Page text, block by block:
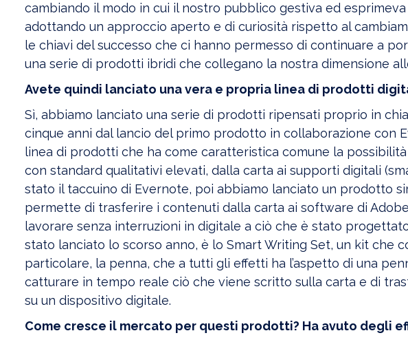
cambiando il modo in cui il nostro pubblico gestiva ed
adottando un approccio aperto e di curiosità rispetto al
le chiavi del successo che ci hanno permesso di continuare a
una serie di prodotti ibridi che collegano la nostra dimensione
Avete quindi lanciato una vera e propria linea di prodotti
Sì, abbiamo lanciato una serie di prodotti ripensati proprio in
cinque anni dal lancio del primo prodotto in collaborazione con
linea di prodotti che ha come caratteristica comune la
con standard qualitativi elevati, dalla carta ai supporti digitali
stato il taccuino di Evernote, poi abbiamo lanciato un prodotto
permette di trasferire i contenuti dalla carta ai software di
lavorare senza interruzioni in digitale a ciò che è stato
stato lanciato lo scorso anno, è lo Smart Writing Set, un kit che
particolare, la penna, che a tutti gli effetti ha l’aspetto di una
catturare in tempo reale ciò che viene scritto sulla carta e di
su un dispositivo digitale.
Come cresce il mercato per questi prodotti? Ha avuto degli